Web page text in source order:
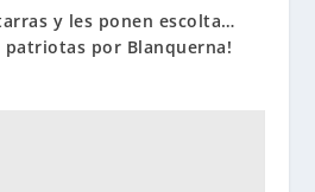
y les ponen escolta…
patriotas por Blanquerna!